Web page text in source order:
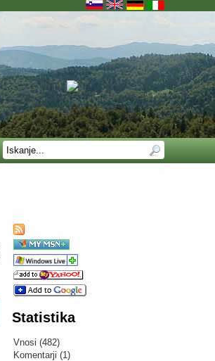
Statistika
Vnosi (482)
Komentarji (1)